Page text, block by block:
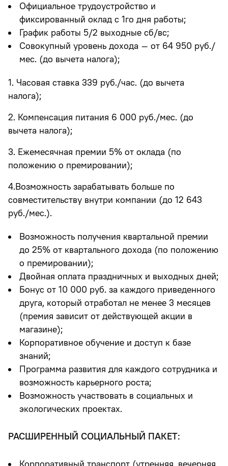
Официальное трудоустройство и
фиксированный оклад с 1го дня работы;
График работы 5/2 выходные сб/вс;
Совокупный уровень дохода – от 64 950 руб./
мес. (до вычета налога);
1. Часовая ставка 339 руб./час. (до вычета
налога);
2. Компенсация питания 6 000 руб./мес. (до
вычета налога);
3. Ежемесячная премии 5% от оклада (по
положению о премировании);
4.Возможность зарабатывать больше по
совместительству внутри компании (до 12 643
руб./мес.).
Возможность получения квартальной премии
до 25% от квартального дохода (по положению
о премировании);
Двойная оплата праздничных и выходных дней;
Бонус от 10 000 руб. за каждого приведенного
друга, который отработал не менее 3 месяцев
(премия зависит от действующей акции в
магазине);
Корпоративное обучение и доступ к базе
знаний;
Программа развития для каждого сотрудника и
возможность карьерного роста;
Возможность участвовать в социальных и
экологических проектах.
РАСШИРЕННЫЙ СОЦИАЛЬНЫЙ ПАКЕТ:
Корпоративный транспорт (утренняя, вечерняя